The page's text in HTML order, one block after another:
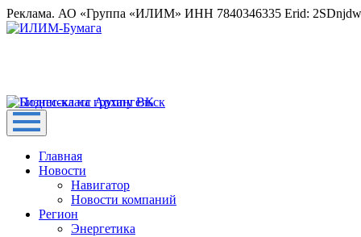
Реклама. АО «Группа «ИЛИМ» ИНН 7840346335 Erid:
Главная
Новости
Навигатор
Новости компаний
Регион
Энергетика